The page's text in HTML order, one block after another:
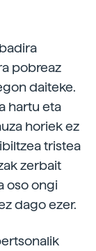
pobreaz
daiteke.
hartu eta
horiek ez
tristea
zerbait
oso ongi
dago ezer.